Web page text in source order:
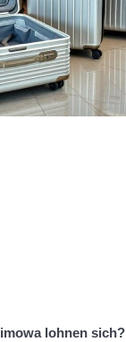
lohnen sich?